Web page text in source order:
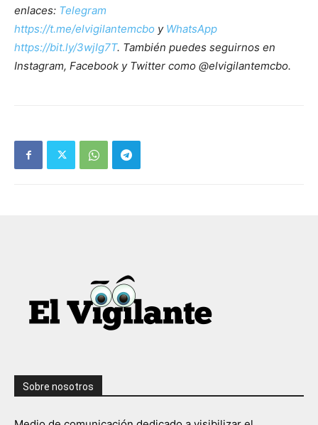
enlaces: Telegram
https://t.me/elvigilantemcbo y WhatsApp
https://bit.ly/3wjIg7T. También puedes seguirnos en
Instagram, Facebook y Twitter como @elvigilantemcbo.
Sobre nosotros